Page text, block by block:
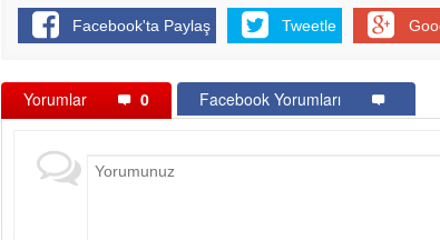
Facebook'ta Paylaş Tweetle
Yorumlar 0 Facebook Yorumları